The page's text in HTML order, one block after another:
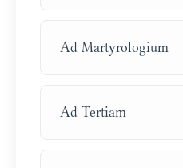
Ad Martyrologium
Ad Tertiam